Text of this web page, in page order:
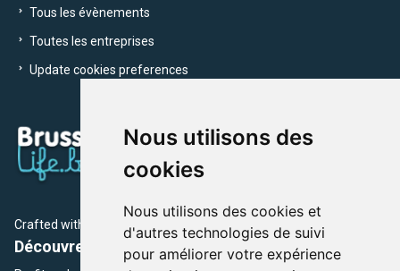
Nous utilisons des
cookies
Nous utilisons des cookies et
d'autres technologies de suivi
pour améliorer votre expérience
Tous les évènements
Toutes les entreprises
Update cookies preferences
Crafted with by Brusselslife Team
Découvrez plus de 12 000 adresses et événements